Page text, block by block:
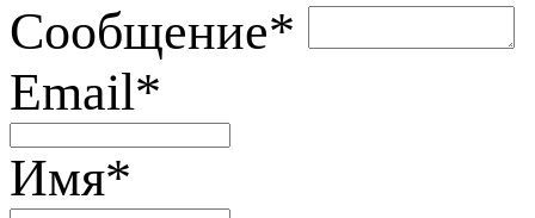
Сообщение*
Email*
Имя*